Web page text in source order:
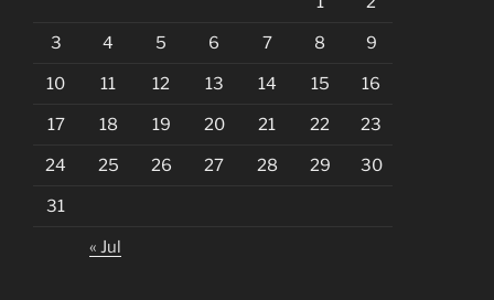
3 4 5 6 7 8 9
10 11 12 13 14 15 16
17 18 19 20 21 22 23
24 25 26 27 28 29 30
31
« Jul